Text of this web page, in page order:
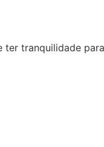
tranquilidade